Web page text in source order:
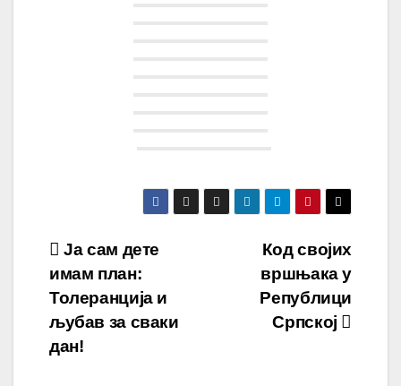
Код својих
вршњака у
Републици
Српској
Ја сам дете
имам план:
Толеранција и
љубав за сваки
дан!